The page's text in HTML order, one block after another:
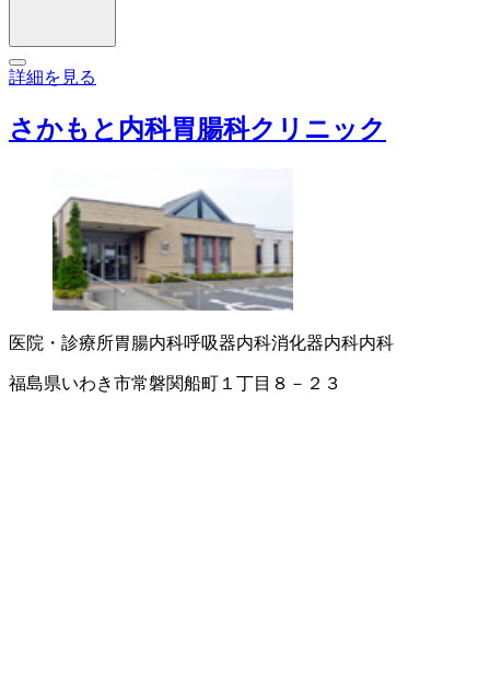
詳細を見る
さかもと内科胃腸科クリニック
医院・診療所胃腸内科呼吸器内科消化器内科内科
福島県いわき市常磐関船町１丁目８－２３